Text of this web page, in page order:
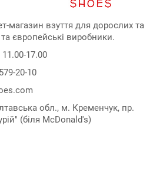
магазин взуття для дорослих та
та європейські виробники.
17.00
20-10
обл., м. Кременчук, пр.
(біля McDonald's)